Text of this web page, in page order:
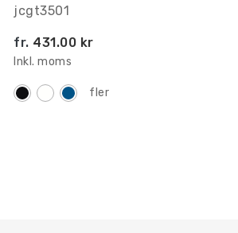
jcgt3501
fr. 431.00 kr
Inkl. moms
fler